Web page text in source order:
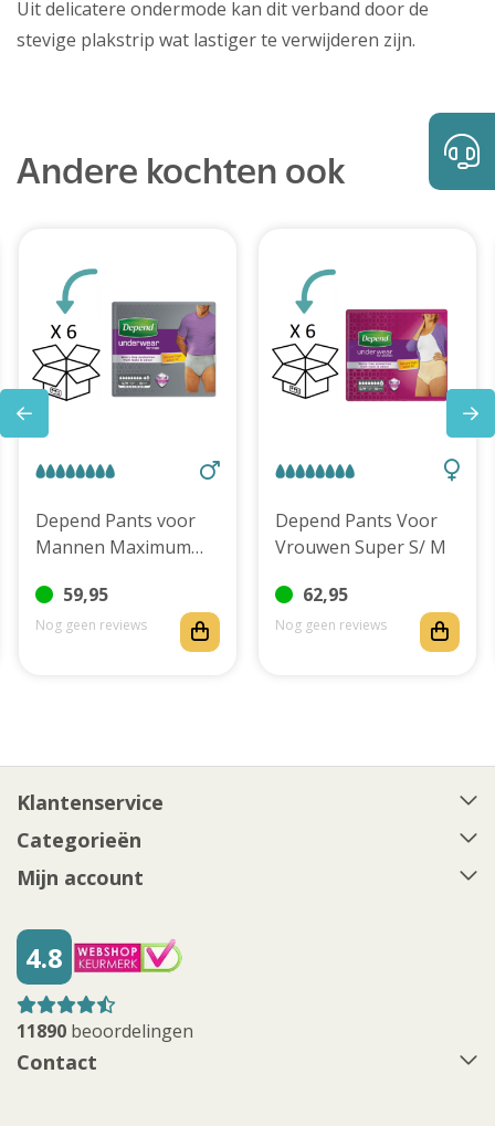
Uit delicatere ondermode kan dit verband door de
stevige plakstrip wat lastiger te verwijderen zijn.
Andere kochten ook
Depend Pants voor
Mannen Maximum
59,95
Nog geen reviews
Depend Pants Voor
Vrouwen Super S/ M
62,95
Nog geen reviews
Klantenservice
Categorieën
Mijn account
4.8
11890 beoordelingen
Contact